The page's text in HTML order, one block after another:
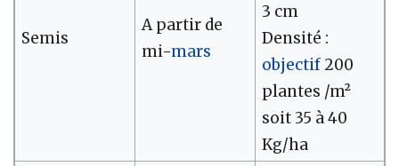
Semis
A partir de
mi-mars
3 cm
Densité :
objectif200
plantes /m²
soit 35 à 40
Kg/ha